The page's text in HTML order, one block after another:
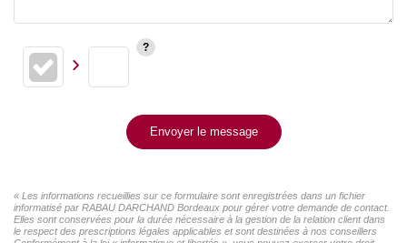
Envoyer le message
« Les informations recueillies sur ce formulaire sont enregistrées dans un fichier
informatisé par RABAU DARCHAND Bordeaux pour gérer votre demande de contact.
Elles sont conservées pour la durée nécessaire à la gestion de la relation client dans
le respect des prescriptions légales applicables et sont destinées à nos conseillers